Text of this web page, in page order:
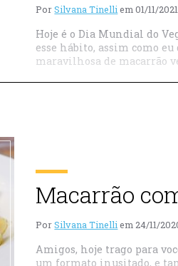
PorSilvana Tinelli em 01/11/2021
Hoje é o Dia Mundial do
esse hábito, assim como
maravilhosa de macarrão
Macarrão
PorSilvana Tinelli em 24/11/
Amigos, hoje trago para
um formato inusitado, e